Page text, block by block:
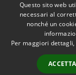
RSS
Accessibilità
Questo sito web
necessari al
nonché un
Per maggiori